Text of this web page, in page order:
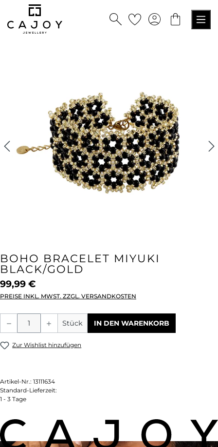
springen
BOHO BRACELET MIYUKI
BLACK/GOLD
99,99 €
PREISE INKL. MWST. ZZGL. VERSANDKOSTEN
Produkt Anzahl: Gib den gewünschten
Stück IN DEN WARENKORB
Zur Wishlist hinzufügen
Artikel-Nr.: 13111634
Standard-Lieferzeit:
1 - 3 Tage